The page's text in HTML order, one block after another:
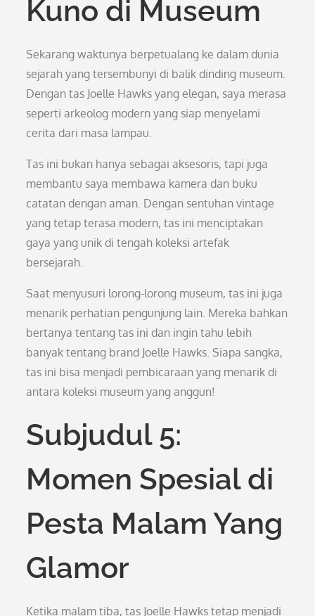
Kuno di Museum
Sekarang waktunya berpetualang ke dalam dunia
sejarah yang tersembunyi di balik dinding museum.
Dengan tas Joelle Hawks yang elegan, saya merasa
seperti arkeolog modern yang siap menyelami
cerita dari masa lampau.
Tas ini bukan hanya sebagai aksesoris, tapi juga
membantu saya membawa kamera dan buku
catatan dengan aman. Dengan sentuhan vintage
yang tetap terasa modern, tas ini menciptakan
gaya yang unik di tengah koleksi artefak
bersejarah.
Saat menyusuri lorong-lorong museum, tas ini juga
menarik perhatian pengunjung lain. Mereka bahkan
bertanya tentang tas ini dan ingin tahu lebih
banyak tentang brand Joelle Hawks. Siapa sangka,
tas ini bisa menjadi pembicaraan yang menarik di
antara koleksi museum yang anggun!
Subjudul 5:
Momen Spesial di
Pesta Malam Yang
Glamor
Ketika malam tiba, tas Joelle Hawks tetap menjadi